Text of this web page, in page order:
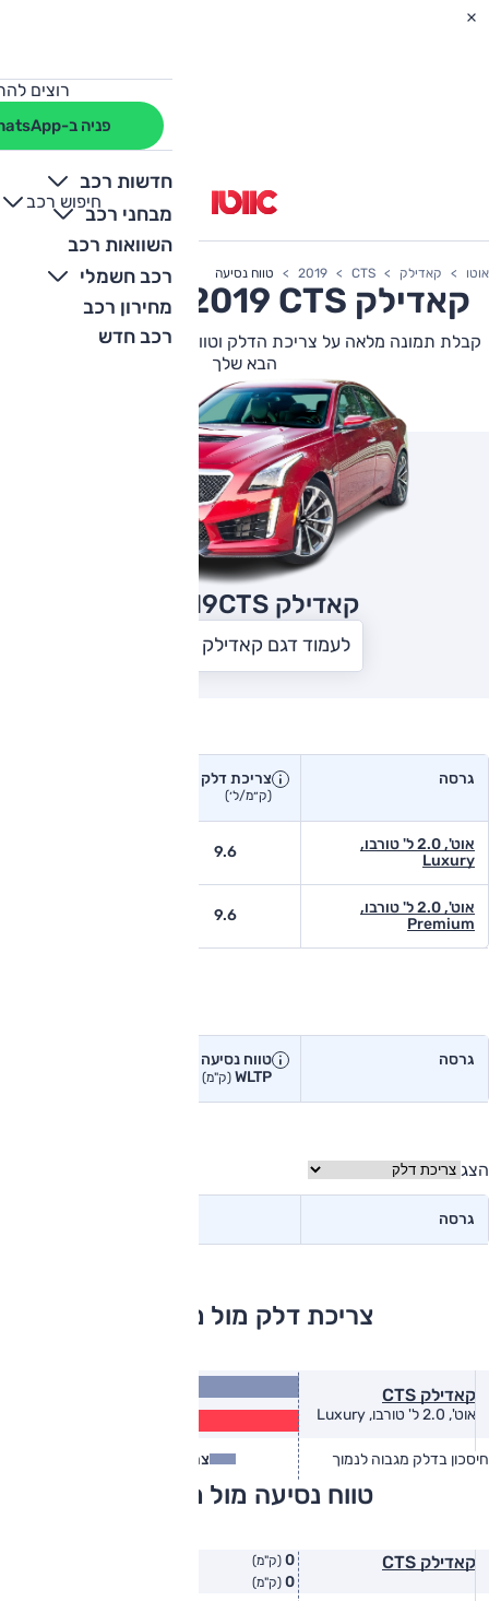
רוצים
פניה ב-WhatsApp
חדשות רכב
מבחני רכב
השוואות רכב
רכב חשמלי
מחירון רכב
רכב חדש
חיפוש רכב
+
-
אוטו קאדילק CTS
2019 טווח נסיעה
קאדילק CTS
הבא שלך
קאדילק CTS 2019
לעמוד דגם קאדילק CTS
גרסה צריכת דלק יצרן
(ק״מ/ל׳)
אוט', 2.0 ל' טורבו,
Luxury
9.6
אוט', 2.0 ל' טורבו,
Premium
9.6
גרסה
טווח נסיעה יצרן
WLTP(ק"מ)
הצג
גרסה
צריכת דלק מול מתחרים
קאדילק CTS
אוט', 2.0 ל' טורבו, Luxury
חיסכון בדלק מגבוה לנמוך צריכת דלק
טווח נסיעה מול מתחרים
קאדילק CTS 0 (ק"מ)
0 (ק"מ)